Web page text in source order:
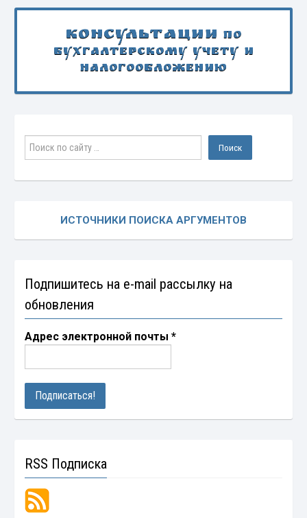
Консультации по
бухгалтерскому учету и
налогообложению
ИСТОЧНИКИ ПОИСКА АРГУМЕНТОВ
Подпишитесь на e-mail рассылку на
обновления
Адрес электронной почты*
RSS Подписка